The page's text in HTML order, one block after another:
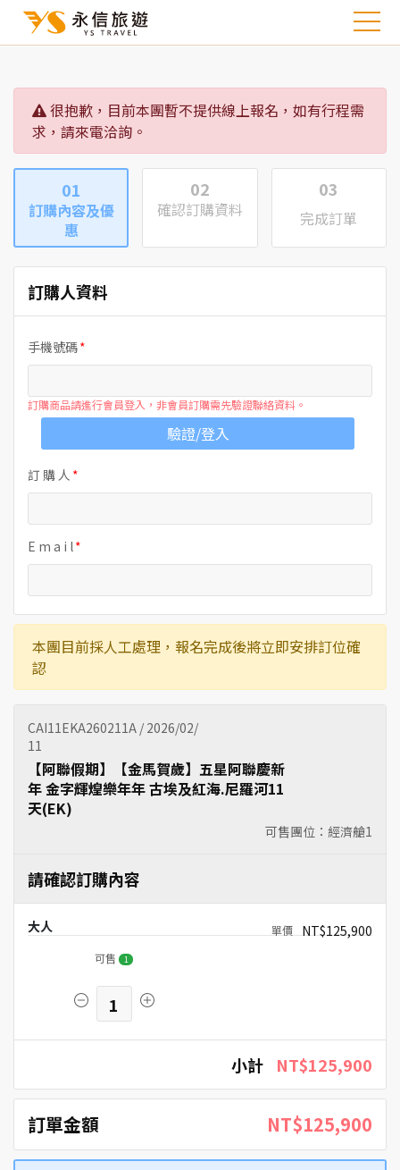
很抱歉，目前本團暫不提供線上報名，如有行程需
求，請來電洽詢。
01
訂購內容及優
惠
02
確認訂購資料
03
完成訂單
訂購人資料
手機號碼
訂購商品請進行會員登入，非會員訂購需先驗證聯絡資料。
驗證/登入
訂 購 人
E m a i l
本團目前採人工處理，報名完成後將立即安排訂位確
認
CAI11EKA260211A / 2026/02/
11
可售團位：經濟艙1
【阿聯假期】【金馬賀歲】五星阿聯慶新
年 金字輝煌樂年年 古埃及紅海.尼羅河11
天(EK)
請確認訂購內容
大人 NT$125,900
可售 1
1
小計 NT$125,900
訂單金額 NT$125,900